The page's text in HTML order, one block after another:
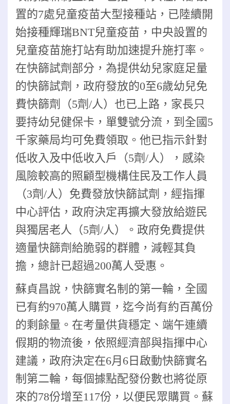
置的7處兒童疫苗大型接種站，已陸續開
始接種輝瑞BNT兒童疫苗，中央設置的
兒童疫苗施打站有助加速提升施打率。
在快篩試劑部分，為提供幼兒家庭足量
的快篩試劑，政府發放的0至6歲幼兒免
費快篩劑（5劑/人）也已上路，家長只
要持幼兒健保卡，單雙號分流，到全國5
千家藥局均可免費領取。他已指示針對
低收入及中低收入戶（5劑/人），感染
風險較高的照顧型機構住民及工作人員
（3劑/人）免費發放快篩試劑，經指揮
中心評估，政府決定再擴大發放給遊民
與獨居老人（5劑/人）。政府免費提供
適量快篩劑給脆弱的群體，減輕其負
擔，總計已超過200萬人受惠。
蘇貞昌說，快篩實名制的第一輪，全國
已有約970萬人購買，迄今尚有約百萬份
的剩餘量。在考量供貨穩定、端午連續
假期的物流後，依照經濟部與指揮中心
建議，政府決定在6月6日啟動快篩實名
制第二輪，每個據點配發份數也將從原
來的78份增至117份，以便民眾購買。 蘇